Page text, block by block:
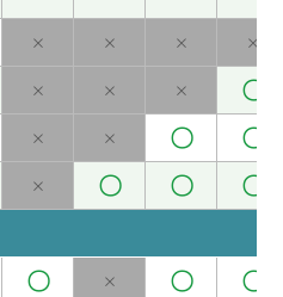
心，顺便学点知识。谢
食城市，也是重要的商
指の””指折りの”に似て
一番）をつけた表現じ
介绍！( 男性 )
× × × ×
× × × 〇
× × 〇 〇
× 〇 〇
〇
〇 × 〇 〇